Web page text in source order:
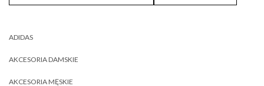
ADIDAS
AKCESORIA DAMSKIE
AKCESORIA MĘSKIE